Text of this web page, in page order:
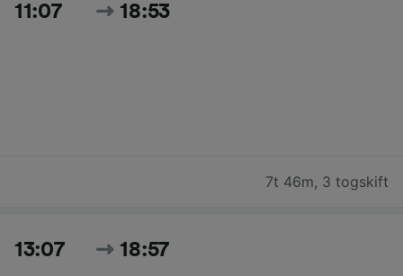
11:07 18:53
7t 46m, 3 togskift
13:07 18:57